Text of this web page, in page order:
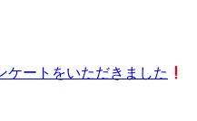
ケートをいただきました